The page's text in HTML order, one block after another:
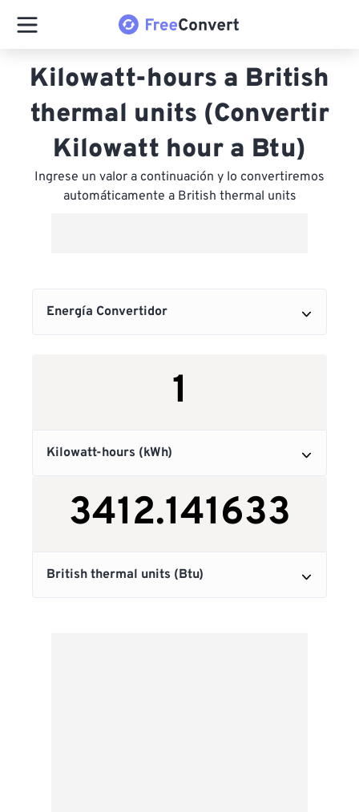
Kilowatt-hours a British
thermal units (Convertir
Kilowatt hour a Btu)
Ingrese un valor a continuación y lo convertiremos
automáticamente a British thermal units